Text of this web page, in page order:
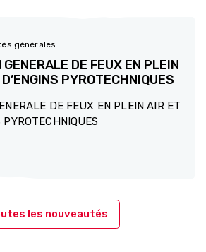
générales
DE FEUX EN PLEIN
PYROTECHNIQUES
DE FEUX EN PLEIN AIR ET
PYROTECHNIQUES
les nouveautés